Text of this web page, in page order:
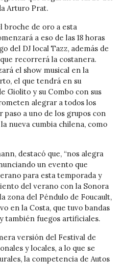
Arturo Prat.
broche de oro a esta
a eso de las 18 horas
del DJ local Tazz, además de
recorrerá la costanera.
el show musical en la
el que tendrá en su
Giolito y su Combo con sus
alegrar a todos los
paso a uno de los grupos con
nueva cumbia chilena, como
destacó que, “nos alegra
un evento que
para esta temporada y
del verano con la Sonora
zona del Péndulo de Foucault,
en la Costa, que tuvo bandas
también fuegos artificiales.
versión del Festival de
y locales, a lo que se
la competencia de Autos